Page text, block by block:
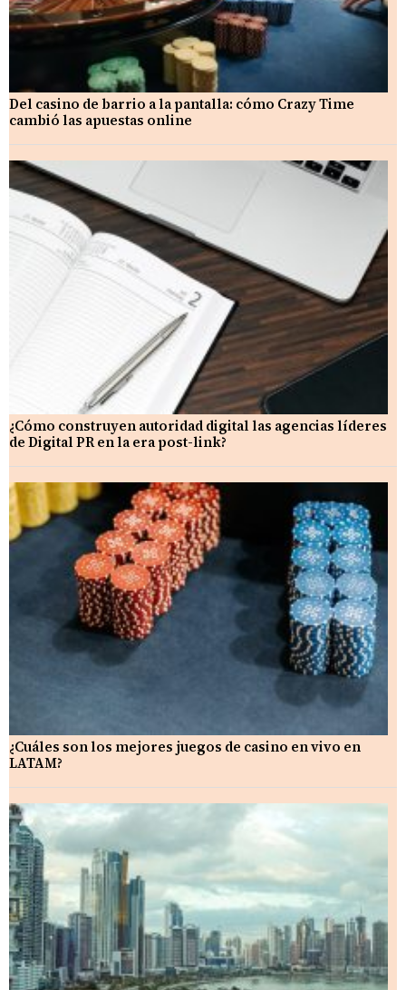
Del casino de barrio a la pantalla: cómo Crazy Time
cambió las apuestas online
¿Cómo construyen autoridad digital las agencias líderes
de Digital PR en la era post-link?
¿Cuáles son los mejores juegos de casino en vivo en
LATAM?